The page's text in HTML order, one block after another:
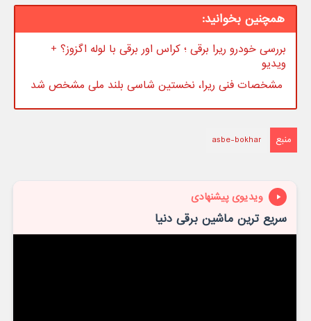
همچنین بخوانید:
بررسی خودرو ریرا برقی ؛ کراس اور برقی با لوله اگزوز؟ +
ویدیو
مشخصات فنی ریرا، نخستین شاسی بلند ملی مشخص شد
منبع asbe-bokhar
ویدیوی پیشنهادی
سریع ترین ماشین برقی دنیا